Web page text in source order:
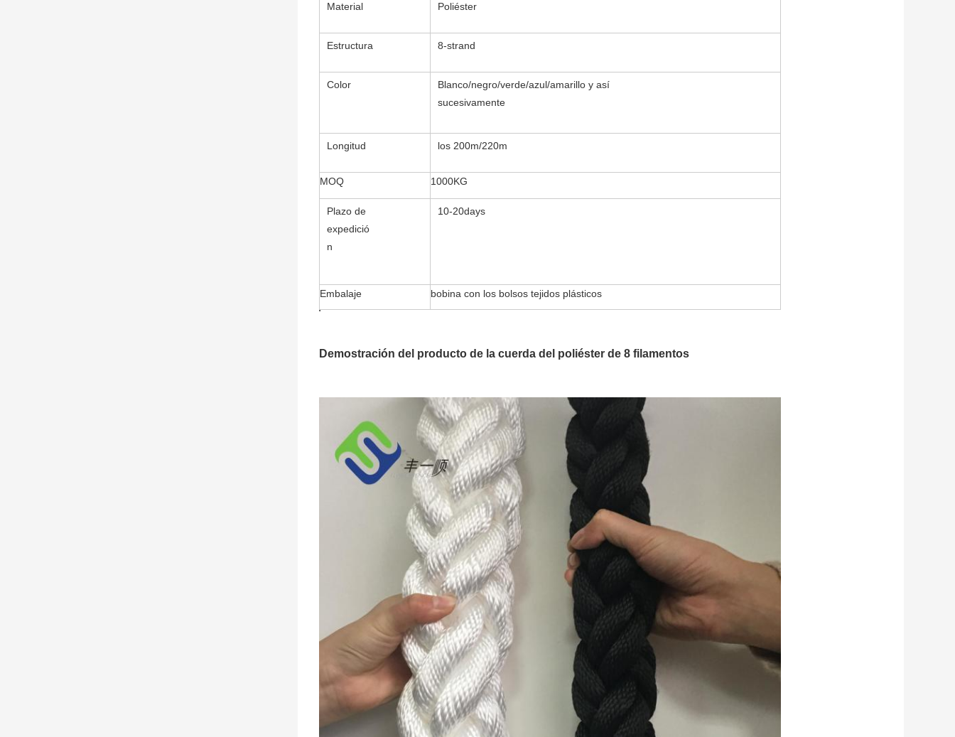
Material Poliéster
Estructura 8-strand
Color
Blanco/negro/verde/azul/amarillo y así
sucesivamente
Longitud los 200m/220m
MOQ 1000KG
Plazo de
expedició
n
10-20days
Embalaje bobina con los bolsos tejidos plásticos
Demostración del producto de la cuerda del poliéster de 8 filamentos